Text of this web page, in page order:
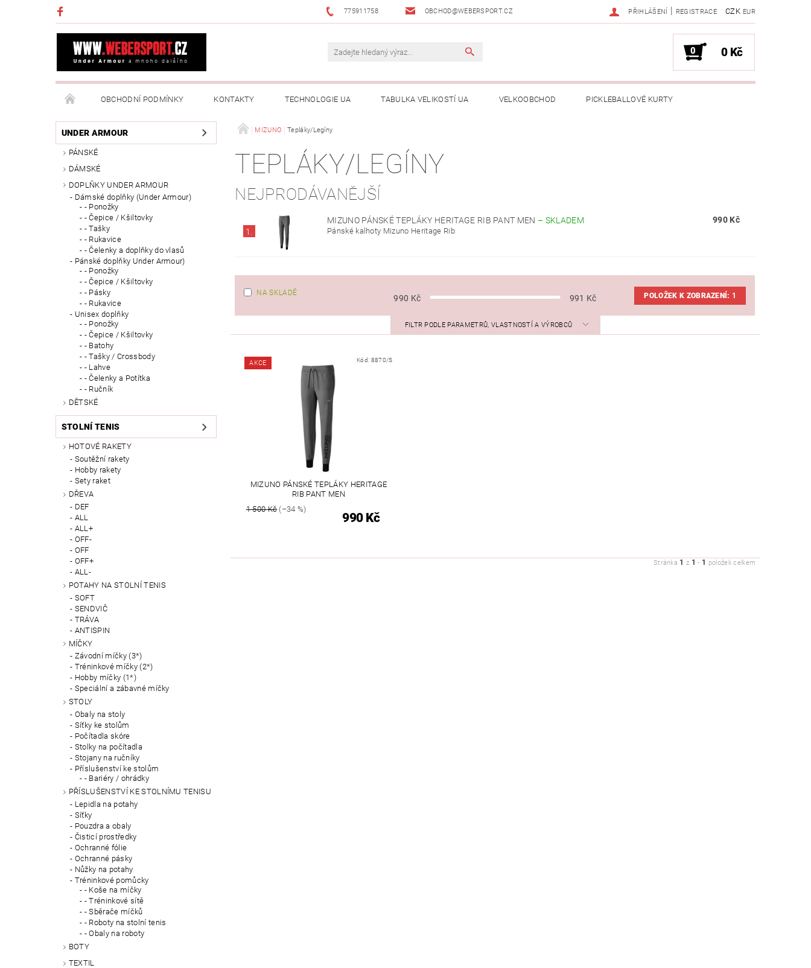
775911758 OBCHOD@WEBERSPORT.CZ CZK EUR
PŘIHLÁŠENÍ | REGISTRACE
0 0 Kč
OBCHODNÍ PODMÍNKY KONTAKTY TECHNOLOGIE UA TABULKA VELIKOSTÍ UA VELKOOBCHOD PICKLEBALLOVÉ KURTY
NAPIŠTE NÁM MOJE OBJEDNÁVKA
UNDER ARMOUR
PÁNSKÉ
DÁMSKÉ
DOPLŇKY UNDER ARMOUR
Dámské doplňky (Under Armour)
- Ponožky
- Čepice / Kšiltovky
- Tašky
- Rukavice
- Čelenky a doplňky do vlasů
Pánské doplňky Under Armour)
- Ponožky
- Čepice / Kšiltovky
- Pásky
- Rukavice
Unisex doplňky
- Ponožky
- Čepice / Kšiltovky
- Batohy
- Tašky / Crossbody
- Lahve
- Čelenky a Potítka
- Ručník
DĚTSKÉ
STOLNÍ TENIS
HOTOVÉ RAKETY
Soutěžní rakety
Hobby rakety
Sety raket
DŘEVA
DEF
ALL
ALL+
OFF-
OFF
OFF+
ALL-
POTAHY NA STOLNÍ TENIS
SOFT
SENDVIČ
TRÁVA
ANTISPIN
MÍČKY
Závodní míčky (3*)
Tréninkové míčky (2*)
Hobby míčky (1*)
Speciální a zábavné míčky
STOLY
Obaly na stoly
Síťky ke stolům
Počítadla skóre
Stolky na počítadla
Stojany na ručníky
Příslušenství ke stolům
- Bariéry / ohrádky
PŘÍSLUŠENSTVÍ KE STOLNÍMU TENISU
Lepidla na potahy
Síťky
Pouzdra a obaly
Čisticí prostředky
Ochranné fólie
Ochranné pásky
Nůžky na potahy
Tréninkové pomůcky
- Koše na míčky
- Tréninkové sítě
- Sběrače míčků
- Roboty na stolní tenis
- Obaly na roboty
BOTY
TEXTIL
MIZUNO Tepláky/Legíny
TEPLÁKY/LEGÍNY
NEJPRODÁVANĚJŠÍ
1.
MIZUNO PÁNSKÉ TEPLÁKY HERITAGE RIB PANT MEN – SKLADEM
Pánské kalhoty Mizuno Heritage Rib
990 Kč
NA SKLADĚ
990 Kč 991 Kč POLOŽEK K ZOBRAZENÍ: 1
FILTR PODLE PARAMETRŮ, VLASTNOSTÍ A VÝROBCŮ
AKCE Kód: 8870/S
MIZUNO PÁNSKÉ TEPLÁKY HERITAGE
RIB PANT MEN
1 500 Kč(–34 %)
990 Kč
Stránka 1 z 1 - 1 položek celkem